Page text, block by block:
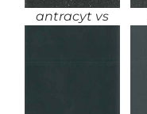
antracyt vs